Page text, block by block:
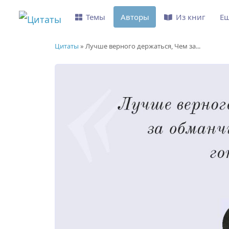
Цитаты » Лучше верного держаться, Чем за...
Темы Авторы Из книг